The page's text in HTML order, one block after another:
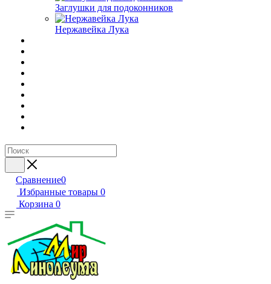
Заглушки для подоконников
Нержавейка Лука
Сравнение0
Избранные товары 0
Корзина 0